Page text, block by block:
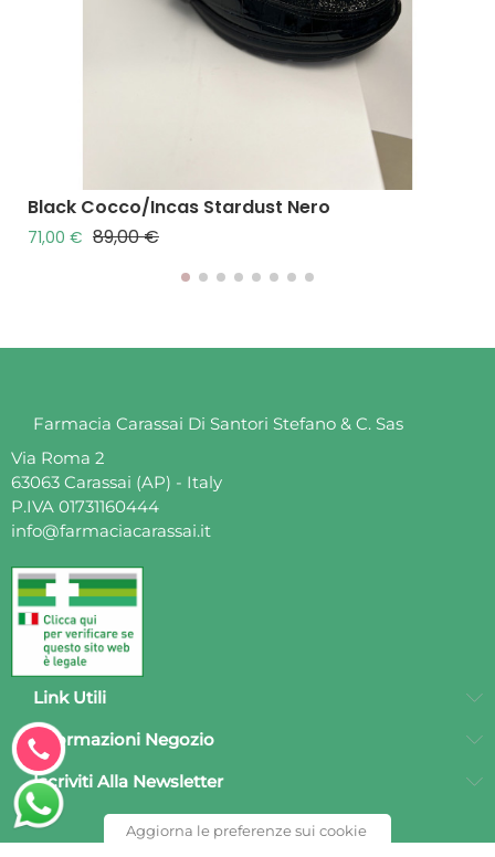
Black Cocco/incas Stardust Nero
71,00 € Prezzo base
89,00 €Prezzo
Farmacia Carassai Di Santori Stefano & C. Sas
Via Roma 2
63063 Carassai (AP) - Italy
P.IVA 01731160444
info@farmaciacarassai.it
Link Utili
Informazioni Negozio
Iscriviti Alla Newsletter
Aggiorna le preferenze sui cookie
Clicca
per
chiamarci
subito